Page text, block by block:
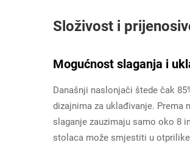
Složivost i
Mogućnost slaganja i
Današnji naslonjači štede čak
dizajnima za uklađivanje. Prema
slaganje zauzimaju samo oko 8
stolaca može smjestiti u